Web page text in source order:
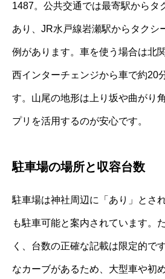
1487。公共交通では最寄駅からタ
あり、JR水戸線岩瀬駅からタクシ
例があります。車を使う場合は北
西インターチェンジから車で約20
す。山尾の地形は上り坂や曲がり
プリを活用するのが安心です。
駐車場の場所と収容台数
駐車場は神社周辺に「あり」とさ
も駐車可能と案内されています。
く、台数の正確な記載は限定的で
なカーブがあるため、大型車や初